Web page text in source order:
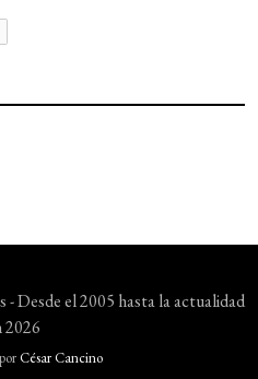
Desde el 2005 hasta la actualidad
2026
César Cancino